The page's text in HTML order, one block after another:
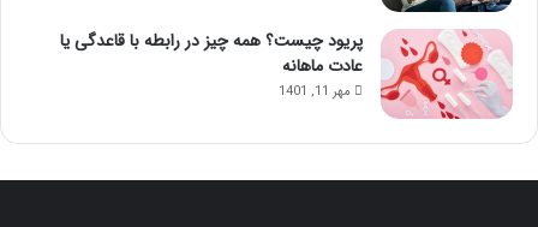
پریود چیست؟ همه چیز در رابطه با قاعدگی یا
عادت ماهانه
مهر 11, 1401